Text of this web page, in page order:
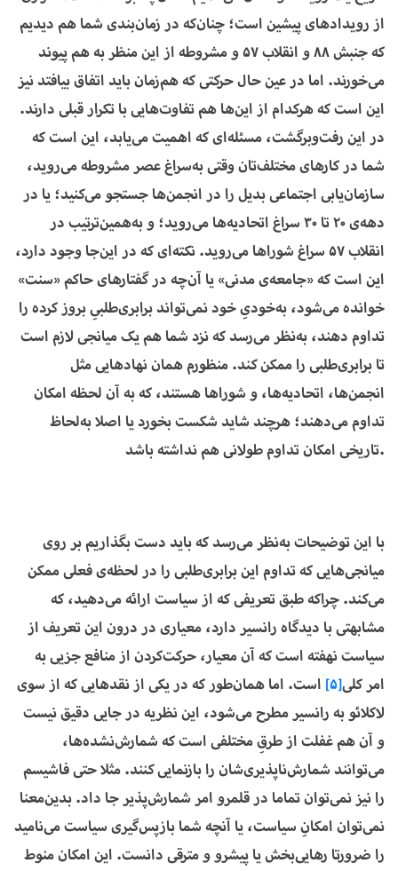
از رویدادهای پیشین است؛ چنان‌که در زمان‌بندی شما هم دیدیم
که جنبش 88 و انقلاب 57 و مشروطه از این منظر به هم پیوند
می‌خورند. اما در عین حال حرکتی که هم‌زمان باید اتفاق بیافتد نیز
این است که هرکدام از این‌ها هم تفاوت‌هایی با تکرار قبلی دارند.
در این رفت‌و‌برگشت، مسئله‌ای که اهمیت می‌یابد، این است که
شما در کارهای مختلف‌تان وقتی به‌سراغ عصر مشروطه می‌روید،
سازمان‌یابی اجتماعی بدیل را در انجمن‌ها جستجو می‌کنید؛ یا در
دهه‌ی 20 تا 30 سراغ اتحادیه‌ها می‌روید؛ و به‌همین‌ترتیب در
انقلاب 57 سراغ شوراها می‌روید. نکته‌ای که در این‌جا وجود دارد،
این است که «جامعه‌ی مدنی» یا آن‌چه در گفتارهای حاکم «سنت»
خوانده می‌شود، به‌خودیِ خود نمی‌تواند برابری‌طلبیِ بروز کرده را
تداوم دهند، به‌نظر می‌رسد که نزد شما هم یک میانجی لازم است
تا برابری‌طلبی را ممکن کند. منظورم همان نهادهایی مثل
انجمن‌ها، اتحادیه‌ها، و شوراها هستند، که به آن لحظه امکان
تداوم می‌دهند؛ هرچند شاید شکست بخورد یا اصلا به‌لحاظ
تاریخی امکان تداوم طولانی هم نداشته باشد.
با این توضیحات به‌نظر می‌رسد که باید دست بگذاریم بر روی
میانجی‌هایی که تداوم این برابری‌طلبی را در لحظه‌ی فعلی ممکن
می‌کند. چراکه طبق تعریفی که از سیاست ارائه می‌دهید، که
مشابهتی با دیدگاه رانسیر دارد، معیاری در درون این تعریف از
سیاست نهفته است که آن معیار، حرکت‌کردن از منافع جزیی به
امر کلی[5] است. اما همان‌طور که در یکی از نقدهایی که از سوی
لاکلائو به رانسیر مطرح می‌شود، این نظریه در جایی دقیق نیست
و آن هم غفلت از طرقِ مختلفی است که شمارش‌نشده‌ها،
می‌توانند شمارش‌ناپذیری‌شان را بازنمایی کنند. مثلا حتی فاشیسم
را نیز نمی‌توان تماما در قلمرو امر شمارش‌پذیر جا داد. بدین‌معنا
نمی‌توان امکانِ سیاست، یا آنچه شما بازپس‌گیری سیاست می‌نامید
را ضرورتا رهایی‌بخش یا پیشرو و مترقی دانست. این امکان منوط